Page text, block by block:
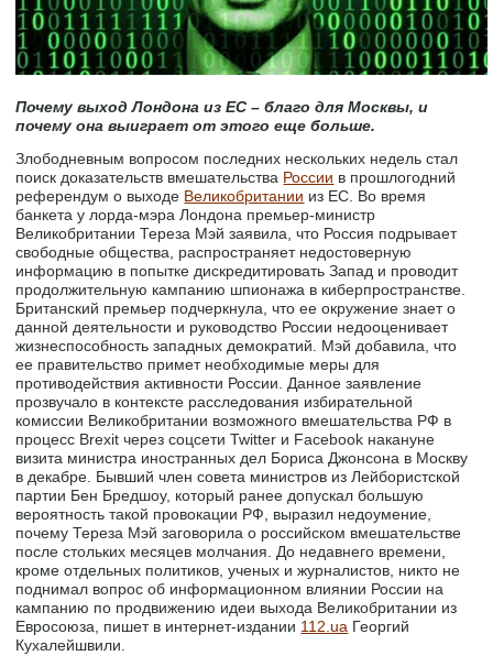
Почему выход Лондона из ЕС – благо для Москвы, и
почему она выиграет от этого еще больше.
Злободневным вопросом последних нескольких недель стал
поиск доказательств вмешательства России в прошлогодний
референдум о выходе Великобритании из ЕС. Во время
банкета у лорда-мэра Лондона премьер-министр
Великобритании Тереза Мэй заявила, что Россия подрывает
свободные общества, распространяет недостоверную
информацию в попытке дискредитировать Запад и проводит
продолжительную кампанию шпионажа в киберпространстве.
Британский премьер подчеркнула, что ее окружение знает о
данной деятельности и руководство России недооценивает
жизнеспособность западных демократий. Мэй добавила, что
ее правительство примет необходимые меры для
противодействия активности России. Данное заявление
прозвучало в контексте расследования избирательной
комиссии Великобритании возможного вмешательства РФ в
процесс Brexit через соцсети Twitter и Facebook накануне
визита министра иностранных дел Бориса Джонсона в Москву
в декабре. Бывший член совета министров из Лейбористской
партии Бен Бредшоу, который ранее допускал большую
вероятность такой провокации РФ, выразил недоумение,
почему Тереза Мэй заговорила о российском вмешательстве
после стольких месяцев молчания. До недавнего времени,
кроме отдельных политиков, ученых и журналистов, никто не
поднимал вопрос об информационном влиянии России на
кампанию по продвижению идеи выхода Великобритании из
Евросоюза, пишет в интернет-издании 112.ua Георгий
Кухалейшвили.